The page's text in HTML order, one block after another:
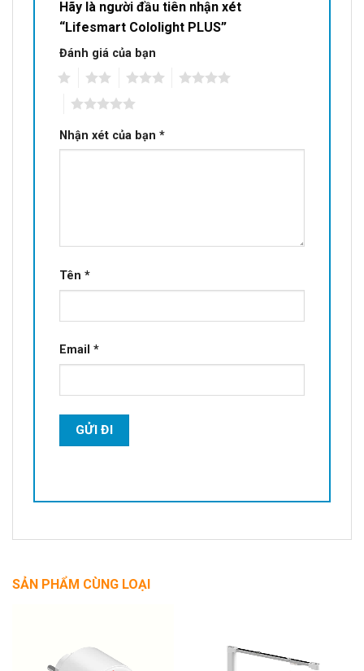
Hãy là người đầu tiên nhận xét
“Lifesmart Cololight PLUS”
Đánh giá của bạn
Nhận xét của bạn *
Tên *
Email *
SẢN PHẨM CÙNG LOẠI